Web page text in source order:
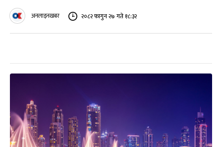
अनलाइनखबर २०८२ फागुन २७ गते १८:३२